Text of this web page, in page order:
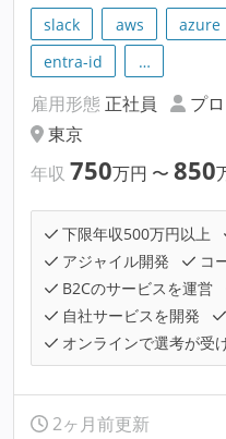
slack aws azure
entra-id
…
雇用形態 正社員
プ
東京
年収 750万円 〜 850
下限年収500万円以上
アジャイル開発
コ
B2Cのサービスを運営
自社サービスを開発
オンラインで選考が受
2ヶ月前更新